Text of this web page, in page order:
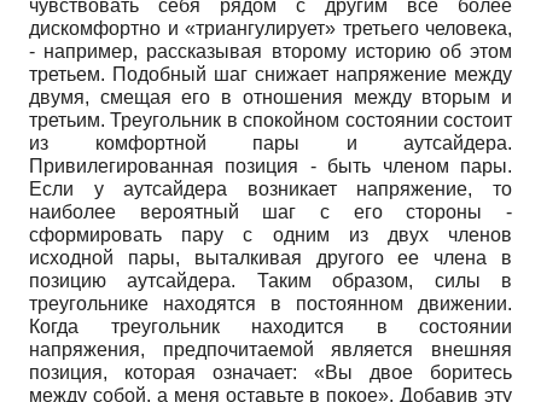
чувствовать себя рядом с другим все более
дискомфортно и «триангулирует» третьего человека,
- например, рассказывая второму историю об этом
третьем. Подобный шаг снижает напряжение между
двумя, смещая его в отношения между вторым и
третьим. Треугольник в спокойном состоянии состоит
из комфортной пары и аутсайдера.
Привилегированная позиция - быть членом пары.
Если у аутсайдера возникает напряжение, то
наиболее вероятный шаг с его стороны -
сформировать пару с одним из двух членов
исходной пары, выталкивая другого ее члена в
позицию аутсайдера. Таким образом, силы в
треугольнике находятся в постоянном движении.
Когда треугольник находится в состоянии
напряжения, предпочитаемой является внешняя
позиция, которая означает: «Вы двое боритесь
между собой, а меня оставьте в покое». Добавив эту